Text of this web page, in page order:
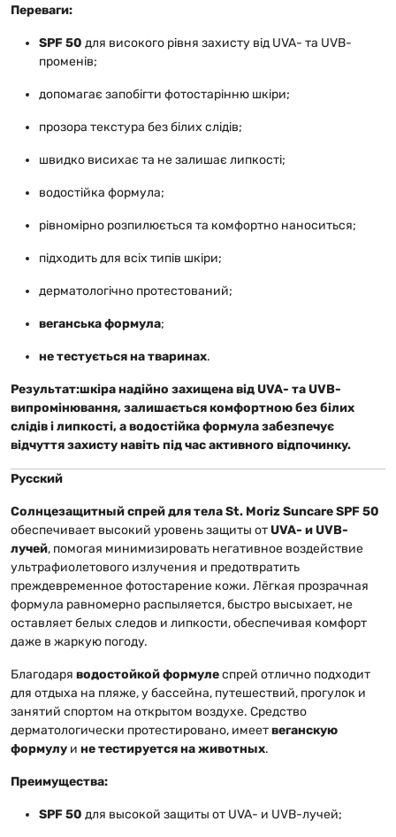
Переваги:
SPF 50 для високого рівня захисту від UVA- та UVB-
променів;
допомагає запобігти фотостарінню шкіри;
прозора текстура без білих слідів;
швидко висихає та не залишає липкості;
водостійка формула;
рівномірно розпилюється та комфортно наноситься;
підходить для всіх типів шкіри;
дерматологічно протестований;
веганська формула;
не тестується на тваринах.
Результат:шкіра надійно захищена від UVA- та UVB-
випромінювання, залишається комфортною без білих
слідів і липкості, а водостійка формула забезпечує
відчуття захисту навіть під час активного відпочинку.
Русский
Солнцезащитный спрей для тела St. Moriz Suncare SPF 50
обеспечивает высокий уровень защиты отUVA- и UVB-
лучей, помогая минимизировать негативное воздействие
ультрафиолетового излучения и предотвратить
преждевременное фотостарение кожи. Лёгкая прозрачная
формула равномерно распыляется, быстро высыхает, не
оставляет белых следов и липкости, обеспечивая комфорт
даже в жаркую погоду.
Благодаря водостойкой формулеспрей отлично подходит
для отдыха на пляже, у бассейна, путешествий, прогулок и
занятий спортом на открытом воздухе. Средство
дерматологически протестировано, имеетвеганскую
формулу и не тестируется на животных.
Преимущества:
SPF 50 для высокой защиты от UVA- и UVB-лучей;